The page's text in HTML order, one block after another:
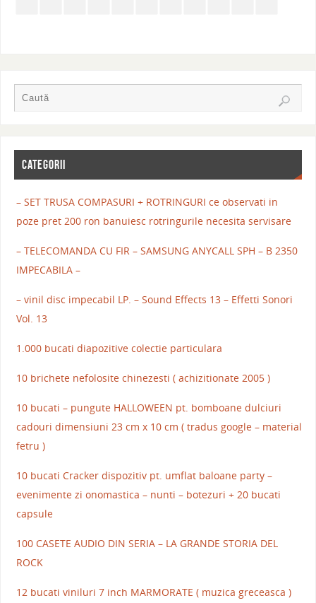
CATEGORII
– SET TRUSA COMPASURI + ROTRINGURI ce observati in
poze pret 200 ron banuiesc rotringurile necesita servisare
– TELECOMANDA CU FIR – SAMSUNG ANYCALL SPH – B 2350
IMPECABILA –
– vinil disc impecabil LP. – Sound Effects 13 – Effetti Sonori
Vol. 13
1.000 bucati diapozitive colectie particulara
10 brichete nefolosite chinezesti ( achizitionate 2005 )
10 bucati – pungute HALLOWEEN pt. bomboane dulciuri
cadouri dimensiuni 23 cm x 10 cm ( tradus google – material
fetru )
10 bucati Cracker dispozitiv pt. umflat baloane party –
evenimente zi onomastica – nunti – botezuri + 20 bucati
capsule
100 CASETE AUDIO DIN SERIA – LA GRANDE STORIA DEL
ROCK
12 bucati viniluri 7 inch MARMORATE ( muzica greceasca )